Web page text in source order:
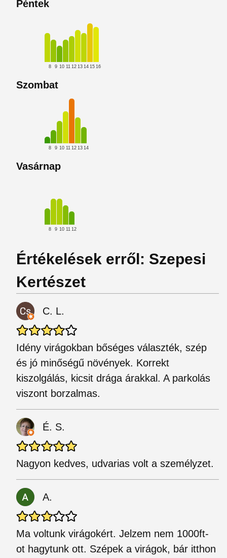
Péntek
8 9 10 11 12 13 14 15 16
Szombat
8 9 10 11 12 13 14
Vasárnap
8 9 10 11 12
Értékelések erről: Szepesi
Kertészet
C. L.
Idény virágokban bőséges választék, szép
és jó minőségű növények. Korrekt
kiszolgálás, kicsit drága árakkal. A parkolás
viszont borzalmas.
É. S.
Nagyon kedves, udvarias volt a személyzet.
A.
Ma voltunk virágokért. Jelzem nem 1000ft-
ot hagytunk ott. Szépek a virágok, bár itthon